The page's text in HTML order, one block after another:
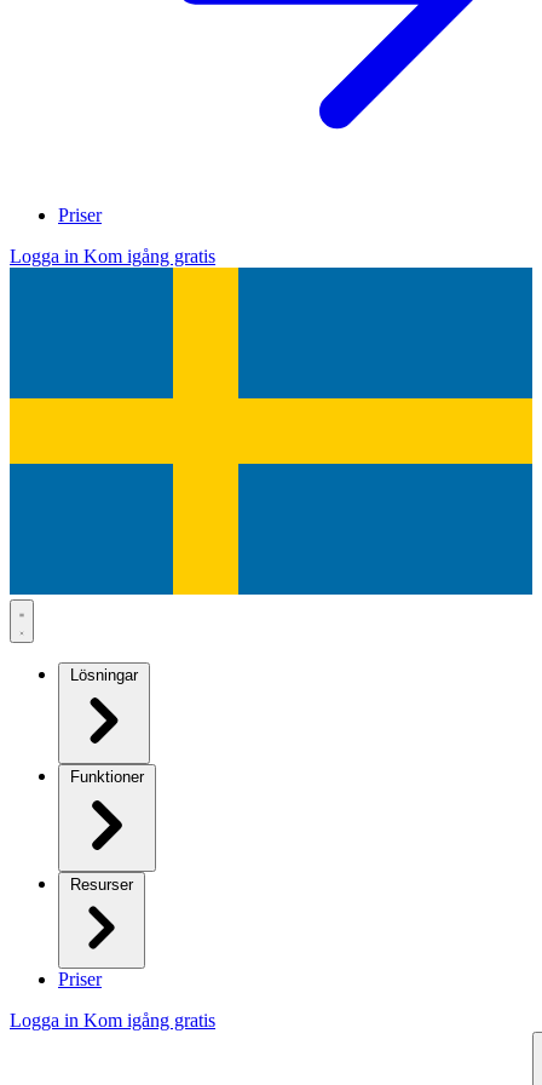
Priser
Logga in Kom igång gratis
Lösningar
Funktioner
Resurser
Priser
Logga in Kom igång gratis